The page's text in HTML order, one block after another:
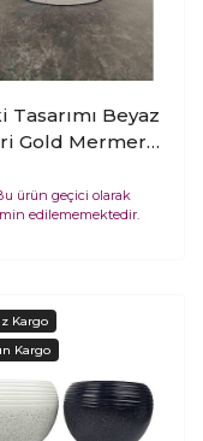
Tasarımı Beyaz
Gold Mermer
Saksı Saksılık
Çiçeklik - 19
ürün geçici olarak
edilememektedir.